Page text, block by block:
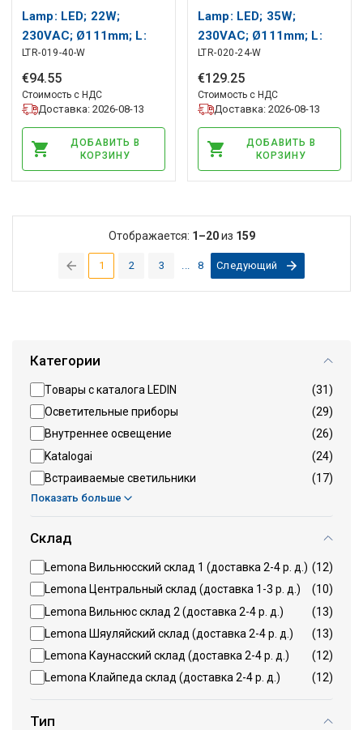
Lamp: LED; 22W;
230VAC; Ø111mm; L:
141mm; 4000K; IP44;
2000lm; H: 199mm
LEDDEX
LTR-019-40-W
€94.55
Стоимость с НДС
Доставка: 2026-08-13
ДОБАВИТЬ В
КОРЗИНУ
Lamp: LED; 35W;
230VAC; Ø111mm; L:
141mm; 4000K; IP44;
3500lm; H: 199mm
LEDDEX
LTR-020-24-W
€129.25
Стоимость с НДС
Доставка: 2026-08-13
ДОБАВИТЬ В
КОРЗИНУ
1(current)
2 3 8 Следующий
Отображается: 1–20из 159
Категории
Tовары с каталога LEDIN
(31)
Осветительные приборы
(29)
Внутреннее освещение
(26)
Katalogai
(24)
Встраиваемые светильники
(17)
Показать больше
Склад
Lemona Вильнюсский склад 1 (доставка 2-4 р. д.) (12)
Lemona Центральный склад (доставка 1-3 р. д.)
(10)
Lemona Вильнюс склад 2 (доставка 2-4 р. д.)
(13)
Lemona Шяуляйский склад (доставка 2-4 р. д.)
(13)
Lemona Каунасский склад (доставка 2-4 р. д.)
(12)
Lemona Клайпеда склад (доставка 2-4 р. д.)
(12)
Тип